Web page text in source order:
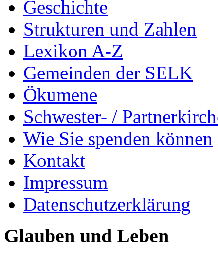
Geschichte
Strukturen und Zahlen
Lexikon A-Z
Gemeinden der SELK
Ökumene
Schwester- /
Wie Sie spenden können
Kontakt
Impressum
Datenschutzerklärung
Glauben und Leben